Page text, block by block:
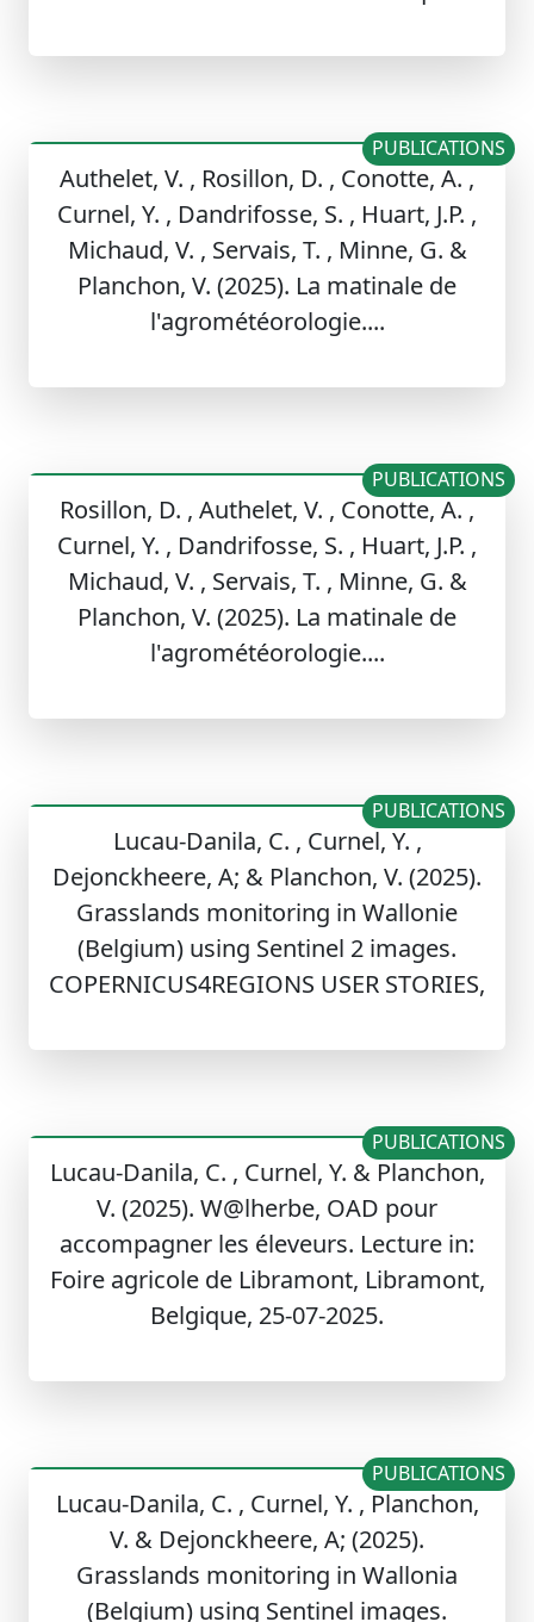
Authelet, V. , Rosillon, D. , Conotte, A. ,
Curnel, Y. , Dandrifosse, S. , Huart, J.P. ,
Michaud, V. , Servais, T. , Minne, G. &
Planchon, V. (2025). La matinale de
l'agrométéorologie....
PUBLICATIONS
Rosillon, D. , Authelet, V. , Conotte, A. ,
Curnel, Y. , Dandrifosse, S. , Huart, J.P. ,
Michaud, V. , Servais, T. , Minne, G. &
Planchon, V. (2025). La matinale de
l'agrométéorologie....
PUBLICATIONS
Lucau-Danila, C. , Curnel, Y. ,
Dejonckheere, A; & Planchon, V. (2025).
Grasslands monitoring in Wallonie
(Belgium) using Sentinel 2 images.
COPERNICUS4REGIONS USER STORIES,
PUBLICATIONS
Lucau-Danila, C. , Curnel, Y. & Planchon,
V. (2025). W@lherbe, OAD pour
accompagner les éleveurs. Lecture in:
Foire agricole de Libramont, Libramont,
Belgique, 25-07-2025.
PUBLICATIONS
Lucau-Danila, C. , Curnel, Y. , Planchon,
V. & Dejonckheere, A; (2025).
Grasslands monitoring in Wallonia
(Belgium) using Sentinel images.
PUBLICATIONS